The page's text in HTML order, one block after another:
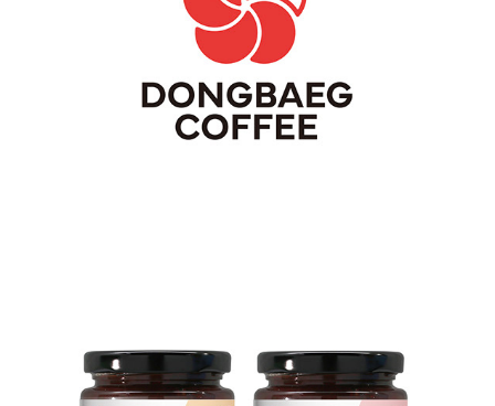
DONGBAEG COFFEE